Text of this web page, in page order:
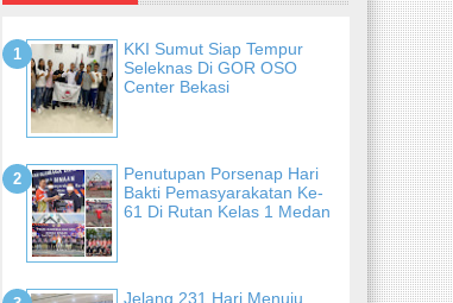
KKI Sumut Siap Tempur
Seleknas Di GOR OSO
Center Bekasi
Penutupan Porsenap Hari
Bakti Pemasyarakatan Ke-
61 Di Rutan Kelas 1 Medan
Jelang 231 Hari Menuju